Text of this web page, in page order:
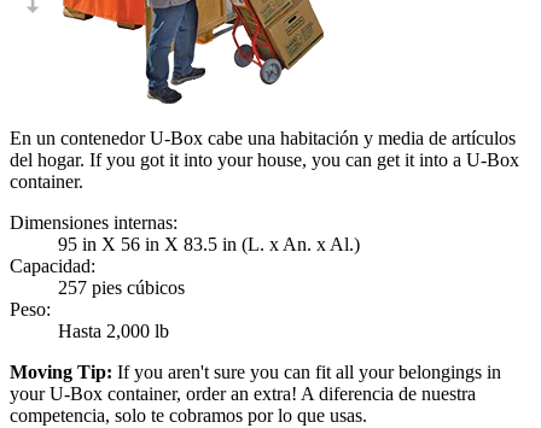
En un contenedor U-Box cabe una habitación y media de artículos
del hogar. If you got it into your house, you can get it into a U-Box
container.
Dimensiones internas:
95 in X 56 in X 83.5 in (L. x An. x Al.)
Capacidad:
257 pies cúbicos
Peso:
Hasta 2,000 lb
Moving Tip: If you aren't sure you can fit all your belongings in
yourU-Box container, order an extra! A diferencia de nuestra
competencia, solo te cobramos por lo que usas.